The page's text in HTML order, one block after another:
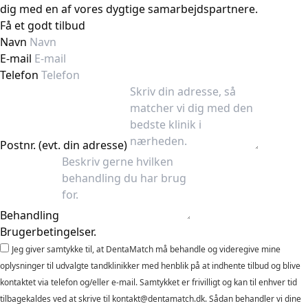
dig med en af vores dygtige samarbejdspartnere.
Få et godt tilbud
Navn
E-mail
Telefon
Postnr. (evt. din adresse)
Behandling
Brugerbetingelser.
Jeg giver samtykke til, at DentaMatch må behandle og videregive mine
oplysninger til udvalgte tandklinikker med henblik på at indhente tilbud og blive
kontaktet via telefon og/eller e-mail. Samtykket er frivilligt og kan til enhver tid
tilbagekaldes ved at skrive til kontakt@dentamatch.dk. Sådan behandler vi dine